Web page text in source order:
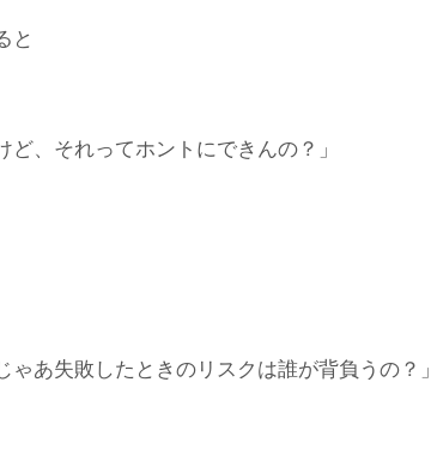
と
ど、それってホントにできんの？」
ゃあ失敗したときのリスクは誰が背負うの？」